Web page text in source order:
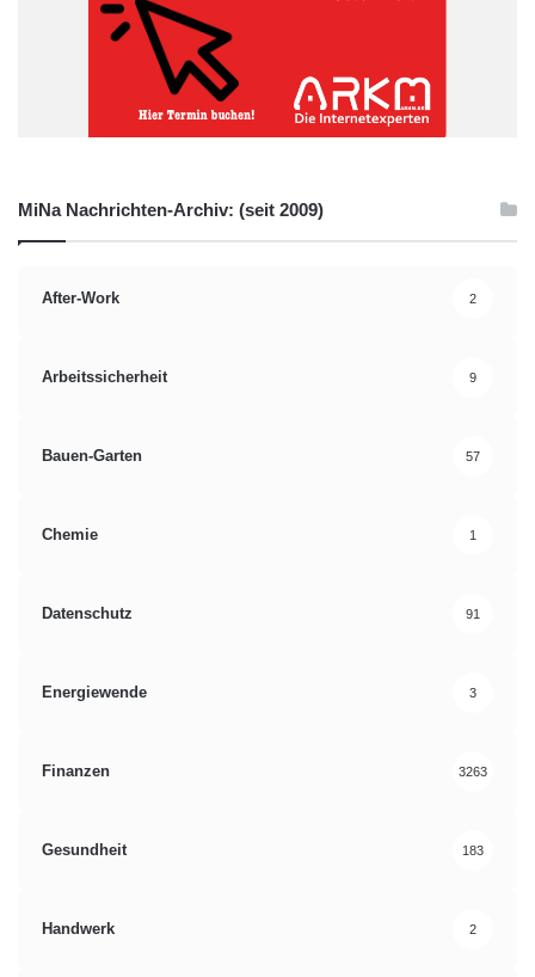
MiNa Nachrichten-Archiv: (seit 2009)
After-Work 2
Arbeitssicherheit 9
Bauen-Garten 57
Chemie 1
Datenschutz 91
Energiewende 3
Finanzen 3263
Gesundheit 183
Handwerk 2